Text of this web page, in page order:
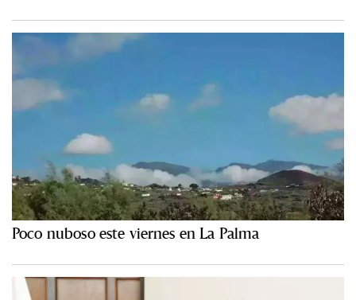
Poco nuboso este viernes en La Palma